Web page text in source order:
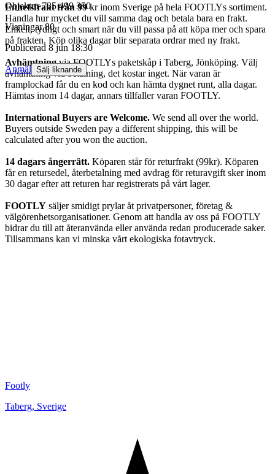
Enhetsfrakt från 99kr inom Sverige på hela FOOTLYs sortiment.
Handla hur mycket du vill samma dag och betala bara en frakt.
Enkelt, tydligt och smart när du vill passa på att köpa mer och spara
på frakten. Köp olika dagar blir separata ordrar med ny frakt.
Avhämtningvia FOOTLYs paketskåp i Taberg, Jönköping. Välj
avhämtning vid betalning, det kostar inget. När varan är
framplockad får du en kod och kan hämta dygnet runt, alla dagar.
Hämtas inom 14 dagar, annars tillfaller varan FOOTLY.
International Buyers are Welcome. We send all over the world.
Buyers outside Sweden pay a different shipping, this will be
calculated after you won the auction.
14 dagars ångerrätt. Köparen står för returfrakt (99kr). Köparen
får en retursedel, återbetalning med avdrag för returavgift sker inom
30 dagar efter att returen har registrerats på vårt lager.
FOOTLY säljer smidigt prylar åt privatpersoner, företag &
välgörenhetsorganisationer. Genom att handla av oss på FOOTLY
bidrar du till att återanvända eller använda redan producerade saker.
Tillsammans kan vi minska vårt ekologiska fotavtryck.
Objektnr 735 499 350
Visningar 80
Publicerad 8 jun 18:30
Anmäl Sälj liknande
Footly
Taberg, Sverige